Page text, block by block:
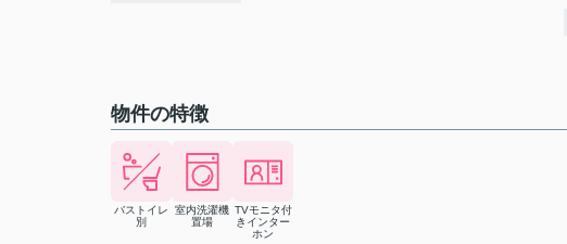
物件の特徴
バストイレ
別
室内洗濯機
置場
TVモニタ付
きインター
ホン